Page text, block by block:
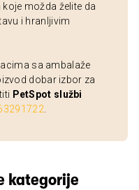
možda želite da
i hranljivim
sa ambalaže
dobar izbor za
PetSpot službi
kategorije